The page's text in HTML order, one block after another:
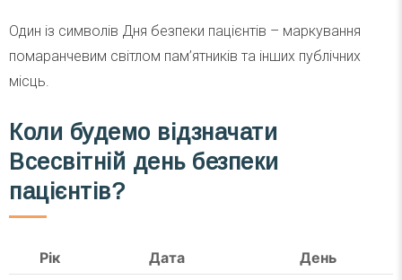
Один із символів Дня безпеки пацієнтів – маркування
помаранчевим світлом пам’ятників та інших публічних
місць.
Коли будемо відзначати
Всесвітній день безпеки
пацієнтів?
Рік Дата
День